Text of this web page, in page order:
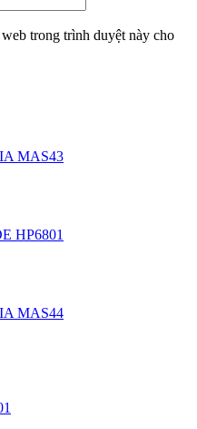
trong trình duyệt này cho